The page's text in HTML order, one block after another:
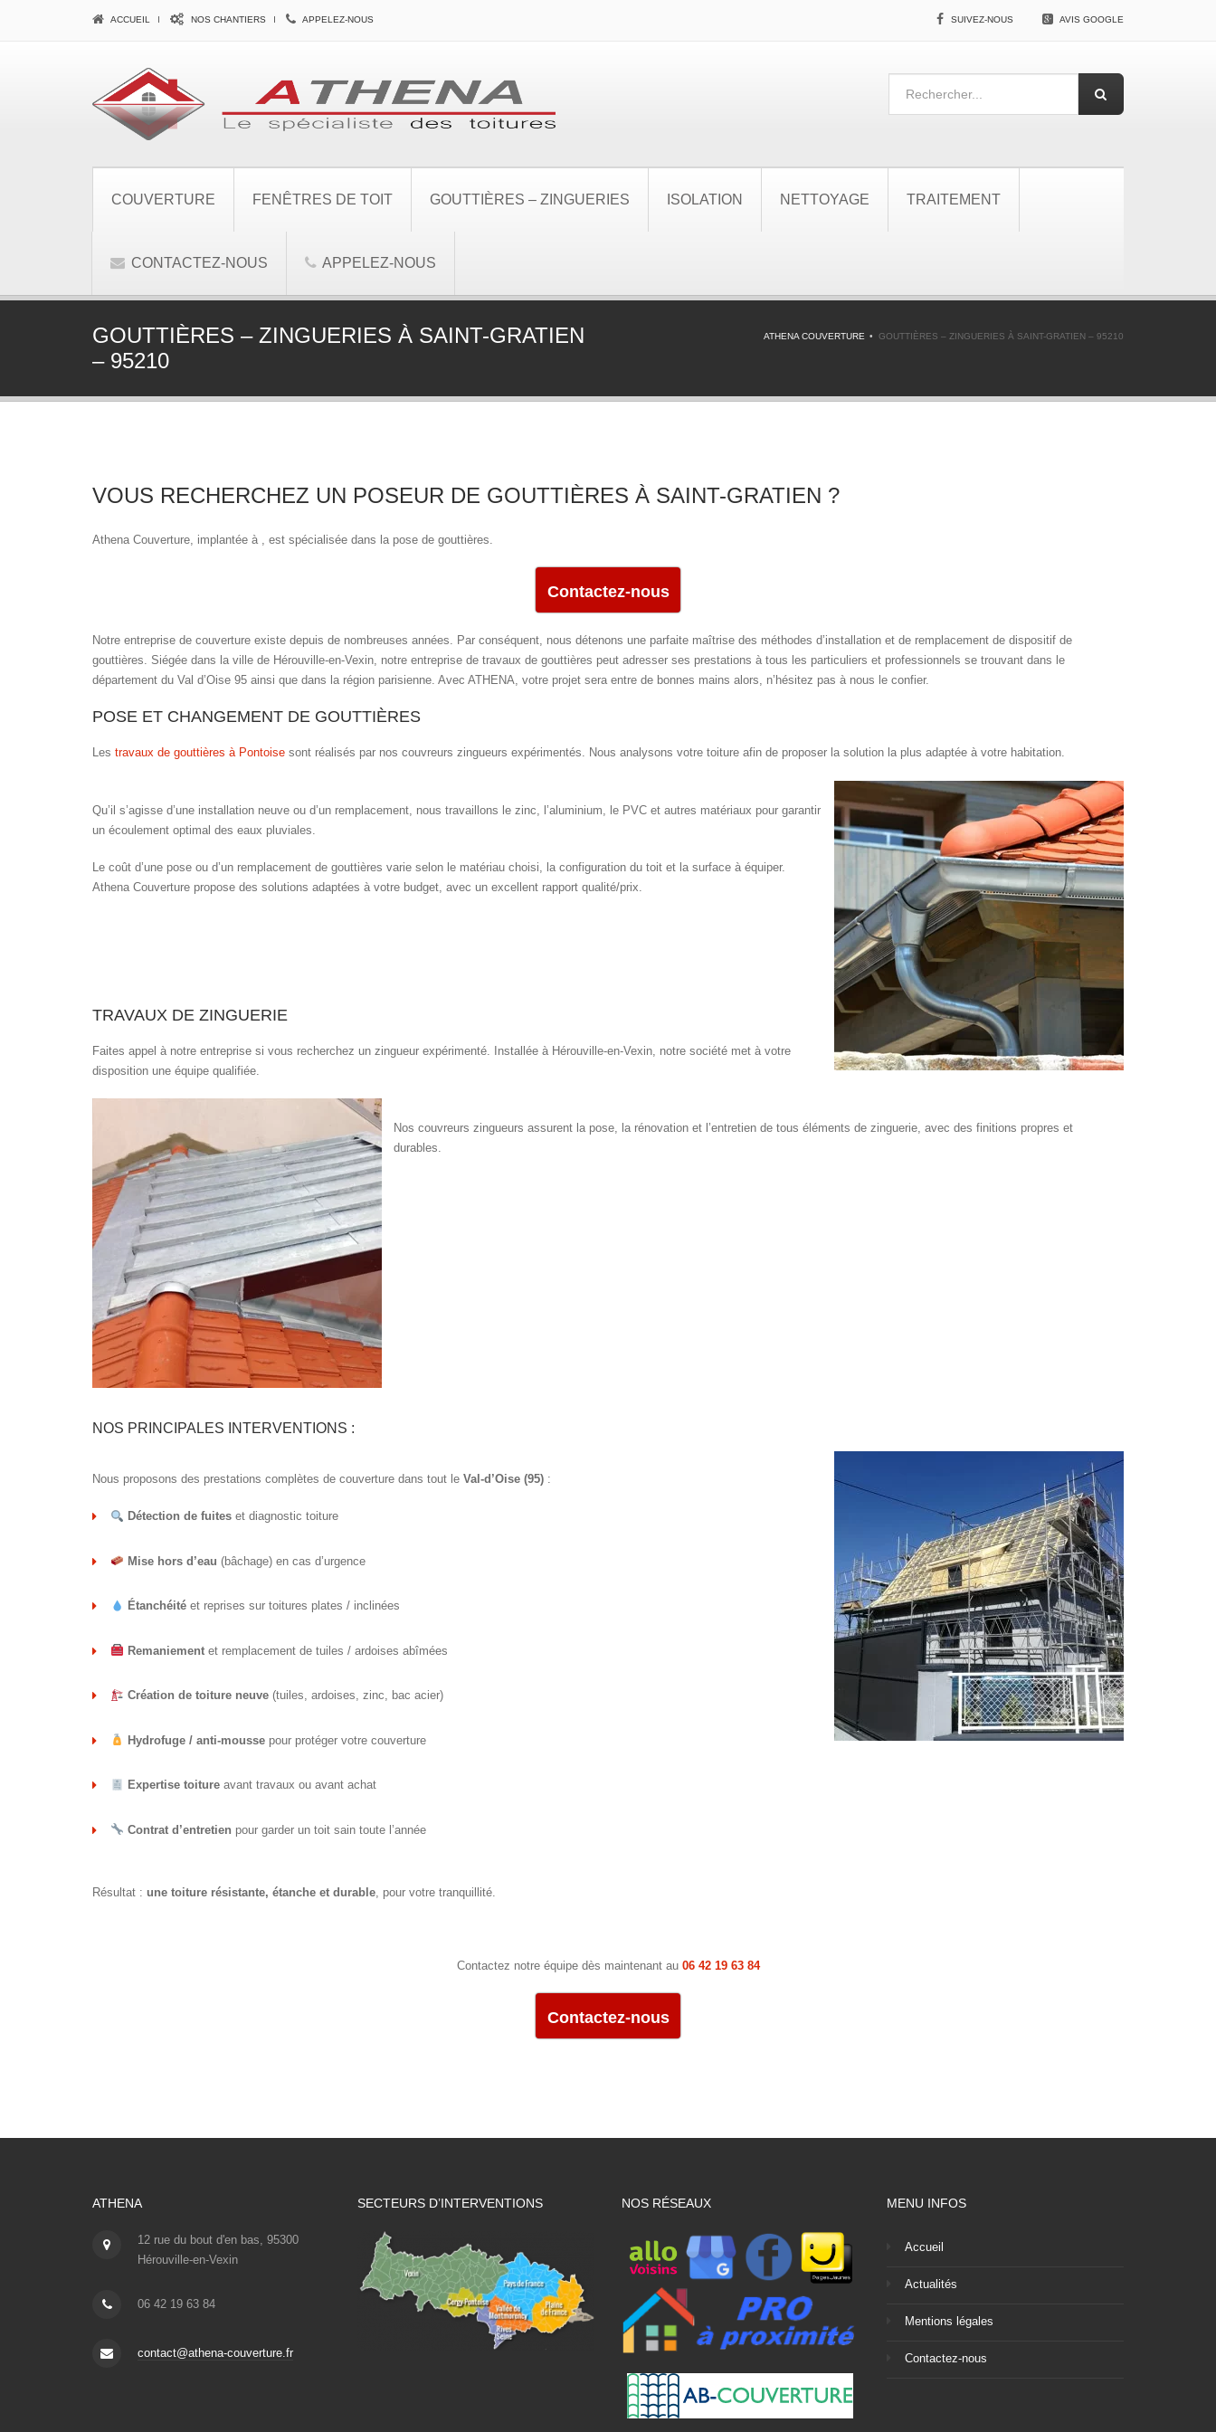
ACCUEIL NOS CHANTIERS APPELEZ-NOUS SUIVEZ-NOUS AVIS GOOGLE
COUVERTURE FENÊTRES DE TOIT GOUTTIÈRES – ZINGUERIES ISOLATION NETTOYAGE TRAITEMENT
CONTACTEZ-NOUS APPELEZ-NOUS
GOUTTIÈRES – ZINGUERIES À SAINT-GRATIEN
– 95210
ATHENA COUVERTURE GOUTTIÈRES – ZINGUERIES À SAINT-GRATIEN – 95210
VOUS RECHERCHEZ UN POSEUR DE GOUTTIÈRES À SAINT-GRATIEN ?
Athena Couverture, implantée à , est spécialisée dans la pose de gouttières.
Contactez-nous
Notre entreprise de couverture existe depuis de nombreuses années. Par conséquent, nous détenons une parfaite maîtrise des méthodes d’installation et de remplacement de dispositif de
gouttières. Siégée dans la ville de Hérouville-en-Vexin, notre entreprise de travaux de gouttières peut adresser ses prestations à tous les particuliers et professionnels se trouvant dans le
département du Val d’Oise 95 ainsi que dans la région parisienne. Avec ATHENA, votre projet sera entre de bonnes mains alors, n’hésitez pas à nous le confier.
POSE ET CHANGEMENT DE GOUTTIÈRES
Les travaux de gouttières à Pontoise sont réalisés par nos couvreurs zingueurs expérimentés. Nous analysons votre toiture afin de proposer la solution la plus adaptée à votre habitation.
Qu’il s’agisse d’une installation neuve ou d’un remplacement, nous travaillons le zinc, l’aluminium, le PVC et autres matériaux pour garantir
un écoulement optimal des eaux pluviales.
Le coût d’une pose ou d’un remplacement de gouttières varie selon le matériau choisi, la configuration du toit et la surface à équiper.
Athena Couverture propose des solutions adaptées à votre budget, avec un excellent rapport qualité/prix.
TRAVAUX DE ZINGUERIE
Faites appel à notre entreprise si vous recherchez un zingueur expérimenté. Installée à Hérouville-en-Vexin, notre société met à votre
disposition une équipe qualifiée.
Nos couvreurs zingueurs assurent la pose, la rénovation et l’entretien de tous éléments de zinguerie, avec des finitions propres et
durables.
NOS PRINCIPALES INTERVENTIONS :
Nous proposons des prestations complètes de couverture dans tout le Val-d’Oise (95) :
Détection de fuiteset diagnostic toiture
Mise hors d’eau (bâchage) en cas d’urgence
Étanchéitéet reprises sur toitures plates / inclinées
Remaniementet remplacement de tuiles / ardoises abîmées
Création de toiture neuve(tuiles, ardoises, zinc, bac acier)
Hydrofuge / anti-moussepour protéger votre couverture
Expertise toitureavant travaux ou avant achat
Contrat d’entretien pour garder un toit sain toute l’année
Résultat : une toiture résistante, étanche et durable , pour votre tranquillité.
Contactez notre équipe dès maintenant au 06 42 19 63 84
Contactez-nous
ATHENA
12 rue du bout d'en bas, 95300
Hérouville-en-Vexin
06 42 19 63 84
contact@athena-couverture.fr
SECTEURS D’INTERVENTIONS NOS RÉSEAUX MENU INFOS
Accueil
Actualités
Mentions légales
Contactez-nous